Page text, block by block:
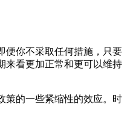
便你不采取任何措施，只要
来看更加正常和更可以维持
策的一些紧缩性的效应。时